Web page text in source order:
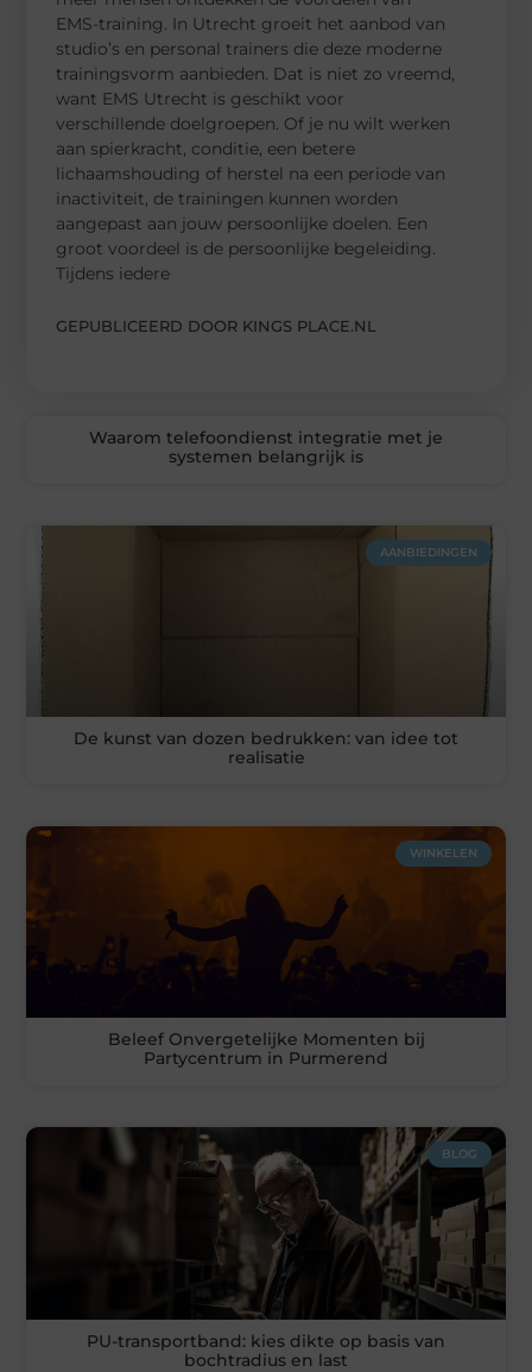
EMS-training. In Utrecht groeit het aanbod van
studio’s en personal trainers die deze moderne
trainingsvorm aanbieden. Dat is niet zo vreemd,
want EMS Utrecht is geschikt voor
verschillende doelgroepen. Of je nu wilt werken
aan spierkracht, conditie, een betere
lichaamshouding of herstel na een periode van
inactiviteit, de trainingen kunnen worden
aangepast aan jouw persoonlijke doelen. Een
groot voordeel is de persoonlijke begeleiding.
Tijdens iedere
GEPUBLICEERD DOOR KINGS PLACE.NL
Waarom telefoondienst integratie met je
systemen belangrijk is
AANBIEDINGEN
De kunst van dozen bedrukken: van idee tot
realisatie
WINKELEN
Beleef Onvergetelijke Momenten bij
Partycentrum in Purmerend
BLOG
PU-transportband: kies dikte op basis van
bochtradius en last